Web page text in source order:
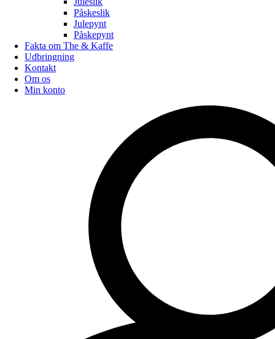
Påskeslik
Julepynt
Påskepynt
Fakta om The & Kaffe
Udbringning
Kontakt
Om os
Min konto